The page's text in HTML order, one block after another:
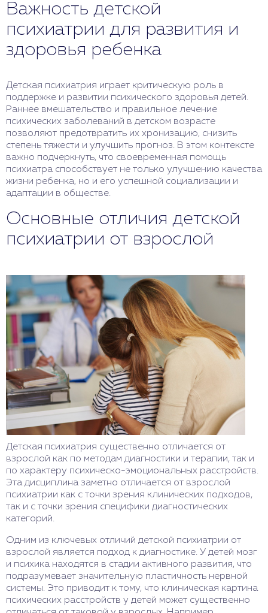
Важность детской
психиатрии для развития и
здоровья ребенка
Детская психиатрия играет критическую роль в
поддержке и развитии психического здоровья детей.
Раннее вмешательство и правильное лечение
психических заболеваний в детском возрасте
позволяют предотвратить их хронизацию, снизить
степень тяжести и улучшить прогноз. В этом контексте
важно подчеркнуть, что своевременная помощь
психиатра способствует не только улучшению качества
жизни ребенка, но и его успешной социализации и
адаптации в обществе.
Основные отличия детской
психиатрии от взрослой
Детская психиатрия существенно отличается от
взрослой как по методам диагностики и терапии, так и
по характеру психическо-эмоциональных расстройств.
Эта дисциплина заметно отличается от взрослой
психиатрии как с точки зрения клинических подходов,
так и с точки зрения специфики диагностических
категорий.
Одним из ключевых отличий детской психиатрии от
взрослой является подход к диагностике. У детей мозг
и психика находятся в стадии активного развития, что
подразумевает значительную пластичность нервной
системы. Это приводит к тому, что клиническая картина
психических расстройств у детей может существенно